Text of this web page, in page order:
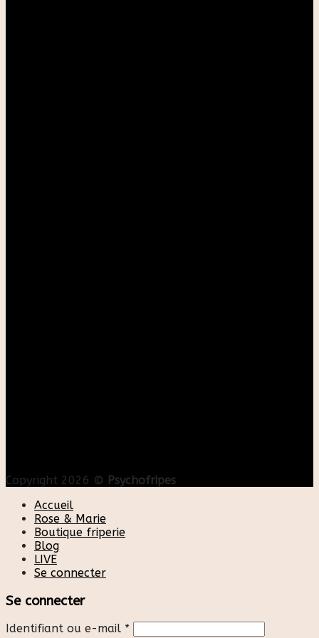
Copyright 2026 © Psychofripes
Accueil
Rose & Marie
Boutique friperie
Blog
LIVE
Se connecter
Se connecter
Identifiant ou e-mail *